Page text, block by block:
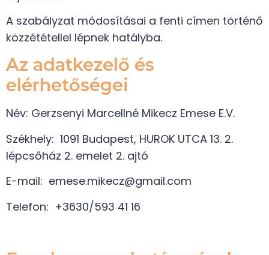
A szabályzat módosításai a fenti címen történő
közzététellel lépnek hatályba.
Az adatkezelő és
elérhetőségei
Név: Gerzsenyi Marcellné Mikecz Emese E.V.
Székhely: 1091 Budapest, HUROK UTCA 13. 2.
lépcsőház 2. emelet 2. ajtó
E-mail: emese.mikecz@gmail.com
Telefon: +3630/593 41 16